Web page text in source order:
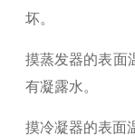
坏。
摸蒸发器的表面
有凝露水。
摸冷凝器的表面